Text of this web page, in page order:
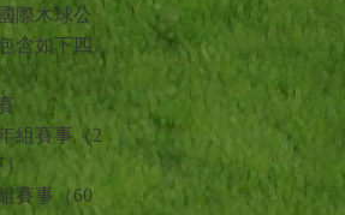
際木球公
含如下四
組賽事（2
）
賽事（60